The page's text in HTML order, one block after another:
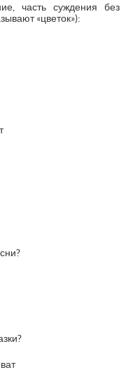
часть суждения без
«цветок»):